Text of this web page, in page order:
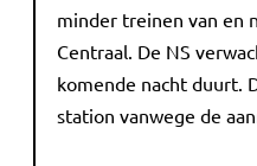
minder treinen van en
Centraal. De NS
komende nacht duurt.
station vanwege de